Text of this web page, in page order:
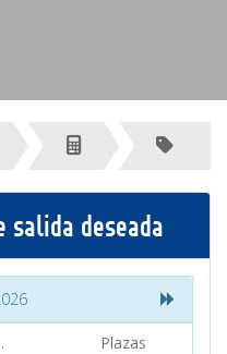
salida deseada
Plazas